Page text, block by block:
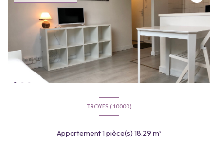
TROYES (10000)
Appartement 1 pièce(s) 18.29 m²